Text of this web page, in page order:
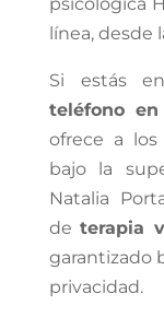
línea, desde
Si estás
teléfono
ofrece a los
bajo la
Natalia
deterapia
garantizado
privacidad.